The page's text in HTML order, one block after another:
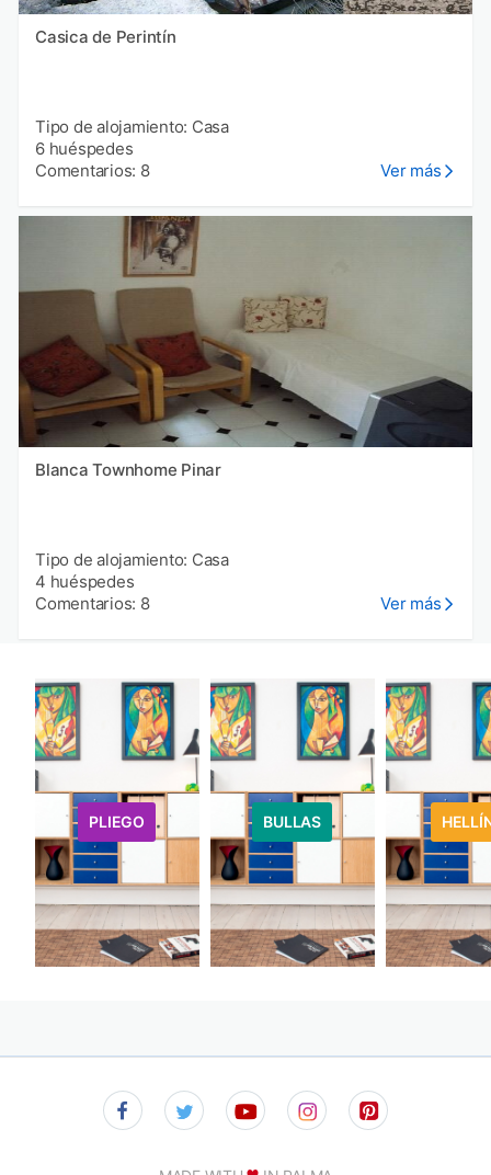
Casica de Perintín
Tipo de alojamiento: Casa
6 huéspedes
Comentarios: 8
Ver más
Blanca Townhome Pinar
Tipo de alojamiento: Casa
4 huéspedes
Comentarios: 8
Ver más
PLIEGO BULLAS